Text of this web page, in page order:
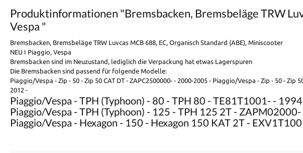
Produktinformationen "Bremsbacken, Bremsbeläge TRW
Vespa "
Bremsbacken, Bremsbeläge TRW Luvcas MCB 688, EC, Organisch Standard (ABE), Miniscooter
NEU I Piaggio, Vespa
Bremsbacken sind im Neuzustand, lediglich die Verpackung hat etwas Lagerspuren
Die Bremsbacken sind passend für folgende Modelle:
Piaggio/Vespa - Zip - 50 - Zip 50 CAT DT - ZAPC2500000- - 2000-2005 - Piaggio/Vespa - Zip - 50 -
2012 -
Piaggio/Vespa - TPH (Typhoon) - 80 - TPH 80 - TE81T1001- -
Piaggio/Vespa - TPH (Typhoon) - 125 - TPH 125 2T -
Piaggio/Vespa - Hexagon - 150 - Hexagon 150 KAT 2T -